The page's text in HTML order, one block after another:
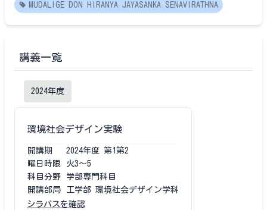
MUDALIGE DON HIRANYA JAYASANKA SENAVIRATHNA
講義一覧
2024年度
環境社会デザイン実験
開講期 2024年度 第1第2
曜日時限
火3〜5
科目分野
学部専門科目
開講部局
工学部 環境社会デザイン学科
シラバスを確認